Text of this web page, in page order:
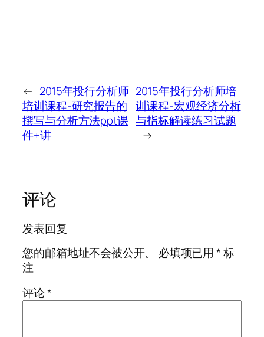
← 2015年投行分析师
培训课程-研究报告的
撰写与分析方法ppt课
件+讲
2015年投行分析师培
训课程-宏观经济分析
与指标解读练习试题
→
评论
发表回复
您的邮箱地址不会被公开。
必填项已用*标
注
评论*